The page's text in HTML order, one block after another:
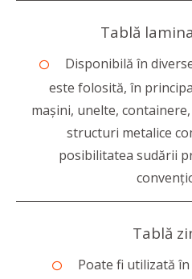
Tablă
Disponibilă în
este folosită, în
mașini, unelte,
structuri metalice
posibilitatea sudării
Tablă
Poate fi utilizată